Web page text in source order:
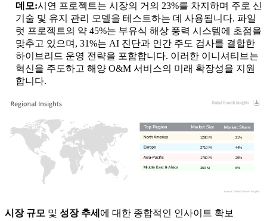
데모:시연 프로젝트는 시장의 거의 23%를 차지하며 주로 신
기술 및 유지 관리 모델을 테스트하는 데 사용됩니다. 파일
럿 프로젝트의 약 45%는 부유식 해상 풍력 시스템에 초점을
맞추고 있으며, 31%는 AI 진단과 인간 주도 검사를 결합한
하이브리드 운영 전략을 포함합니다. 이러한 이니셔티브는
혁신을 주도하고 해양 O&M 서비스의 미래 확장성을 지원
합니다.
6%
360 M
29%
1780 M
44%
2710 M
21%
1280 M
시장 규모 및 성장 추세 에 대한 종합적인 인사이트 확보